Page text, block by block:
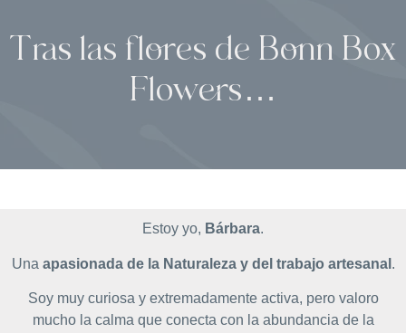
Tras las flores de Bonn Box
Flowers…
Estoy yo, Bárbara.
Una apasionada de la Naturaleza y del trabajo artesanal .
Soy muy curiosa y extremadamente activa, pero valoro
mucho la calma que conecta con la abundancia de la